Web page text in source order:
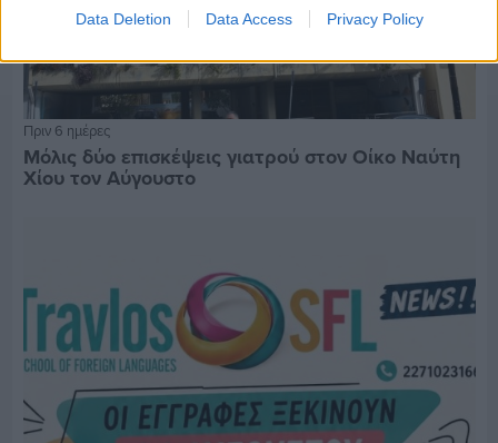
Data Deletion Data Access Privacy Policy
Πριν 6 ημέρες
Μόλις δύο επισκέψεις γιατρού στον Οίκο Ναύτη
Χίου τον Αύγουστο